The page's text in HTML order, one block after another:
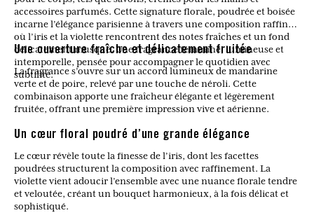
accessoires parfumés. Cette signature florale, poudrée et boisée
incarne l’élégance parisienne à travers une composition raffinée
où l’iris et la violette rencontrent des notes fraîches et un fond
délicatement musqué. Une fragrance féminine, lumineuse et
intemporelle, pensée pour accompagner le quotidien avec
subtilité.
Une ouverture fraîche et délicatement fruitée
La fragrance s’ouvre sur un accord lumineux de mandarine
verte et de poire, relevé par une touche de néroli. Cette
combinaison apporte une fraîcheur élégante et légèrement
fruitée, offrant une première impression vive et aérienne.
Un cœur floral poudré d’une grande élégance
Le cœur révèle toute la finesse de l’iris, dont les facettes
poudrées structurent la composition avec raffinement. La
violette vient adoucir l’ensemble avec une nuance florale tendre
et veloutée, créant un bouquet harmonieux, à la fois délicat et
sophistiqué.